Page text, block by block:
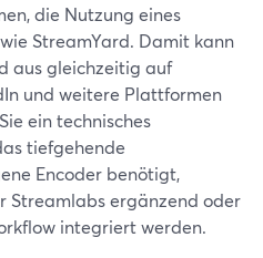
die Nutzung eines
StreamYard. Damit kann
aus gleichzeitig auf
und weitere Plattformen
ein technisches
tiefgehende
Encoder benötigt,
Streamlabs ergänzend oder
integriert werden.